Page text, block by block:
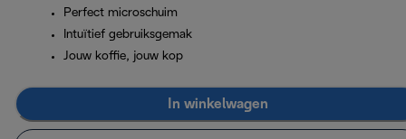
Perfect microschuim
Intuïtief gebruiksgemak
Jouw koffie, jouw kop
In winkelwagen